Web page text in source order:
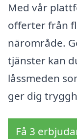
Med vår
offerter från
närområde.
tjänster kan
låssmeden
ger dig
Få 3